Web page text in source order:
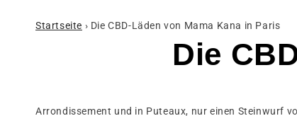
Startseite › Die CBD-Läden von Mama Kana in Paris
Die
Arrondissement und in Puteaux, nur einen Steinwurf